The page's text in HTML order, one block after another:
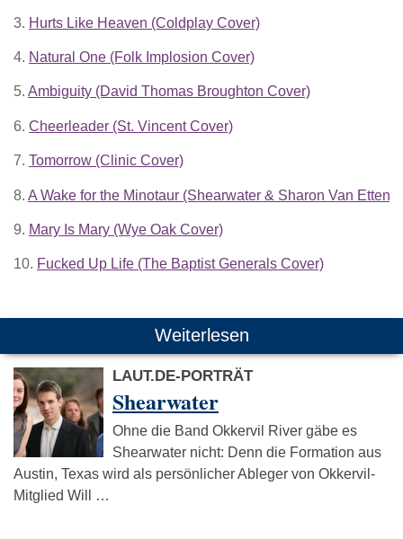
3. Hurts Like Heaven (Coldplay Cover)
4. Natural One (Folk Implosion Cover)
5. Ambiguity (David Thomas Broughton Cover)
6. Cheerleader (St. Vincent Cover)
7. Tomorrow (Clinic Cover)
8. A Wake for the Minotaur (Shearwater & Sharon Van Etten)
9. Mary Is Mary (Wye Oak Cover)
10. Fucked Up Life (The Baptist Generals Cover)
Weiterlesen
LAUT.DE-PORTRÄT
Shearwater
Ohne die Band Okkervil River gäbe es
Shearwater nicht: Denn die Formation aus
Austin, Texas wird als persönlicher Ableger von Okkervil-
Mitglied Will …